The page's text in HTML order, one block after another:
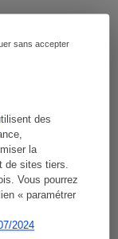
des
la
de sites tiers.
Vous pourrez
« paramétrer
2024
sans accepter